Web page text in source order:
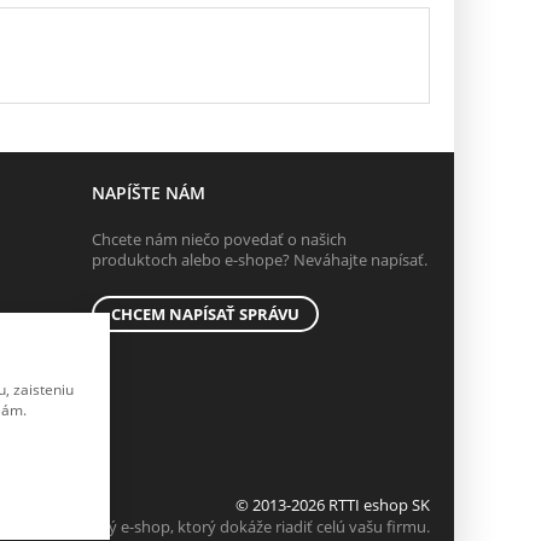
NAPÍŠTE NÁM
Chcete nám niečo povedať o našich
produktoch alebo e-shope? Neváhajte napísať.
CHCEM NAPÍSAŤ SPRÁVU
© 2013-2026 RTTI eshop SK
K2 e-shop - Prvý e-shop, ktorý dokáže riadiť celú vašu firmu.
zaisteniu